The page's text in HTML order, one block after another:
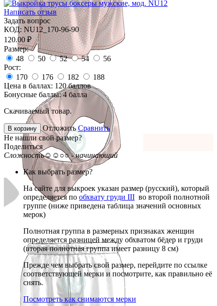
Написать отзыв
Задать вопрос
КОД: NU12_170-96-90
120.00 ₽
Размер:
48
50 52 54
56
Рост:
170
176 182
188
Цена в баллах: 120 баллов
Бонусные баллы: 4 балла
Скачиваемый товар.
В корзину Отложить Сравнить
Не нашли свой размер?
Поделиться
Сложность☺☺○○ - начинающий
Как выбрать размер?
На сайте для выкроек указан размер (русский), который
определяется по обхвату груди III во второй полнотной
группе (ниже приведена таблица значений основных
мерок)
Полнотная группа в размерных признаках женщин
определяется разницей между обхватом бёдер и груди
(вторая полнотная группа имеет разницу 8 см)
Прежде чем выбрать свой размер, перейдите по ссылке
соответствующей мерки и посмотрите, как правильно её
снять.
Посмотреть как снимаются мерки